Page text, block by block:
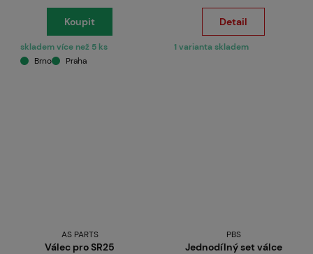
Koupit
skladem více než 5 ks
Brno
Praha
Detail
1 varianta skladem
AS PARTS
Válec pro SR25
PBS
Jednodílný set válce